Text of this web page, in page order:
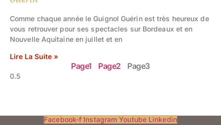
Comme chaque année le Guignol Guérin est très heureux de
vous retrouver pour ses spectacles sur Bordeaux et en
Nouvelle Aquitaine en juillet et en
Lire La Suite »
Page1 Page2 Page3
Facebook-f Instagram Youtube Linkedin